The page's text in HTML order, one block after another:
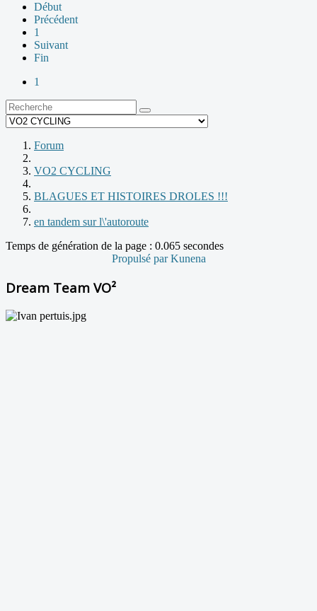
Début
Précédent
1
Suivant
Fin
1
Forum
VO2 CYCLING
BLAGUES ET HISTOIRES DROLES !!!
en tandem sur l\'autoroute
Temps de génération de la page : 0.065 secondes
Propulsé parKunena
Dream Team VO²